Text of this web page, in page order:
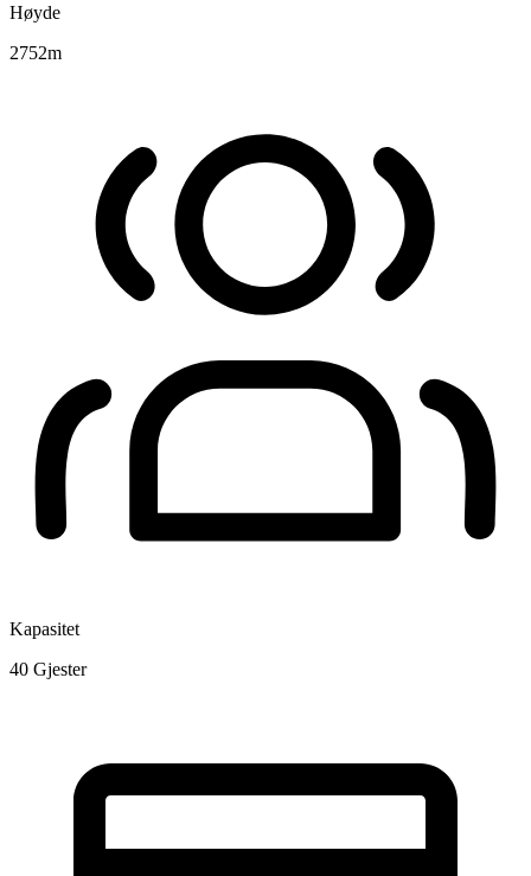
Høyde
2752m
Kapasitet
40 Gjester